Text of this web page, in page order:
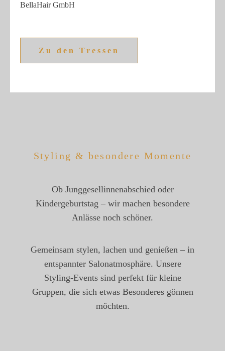
BellaHair GmbH
Zu den Tressen
Styling & besondere Momente
Ob Junggesellinnenabschied oder
Kindergeburtstag – wir machen besondere
Anlässe noch schöner.
Gemeinsam stylen, lachen und genießen – in
entspannter Salonatmosphäre. Unsere
Styling-Events sind perfekt für kleine
Gruppen, die sich etwas Besonderes gönnen
möchten.